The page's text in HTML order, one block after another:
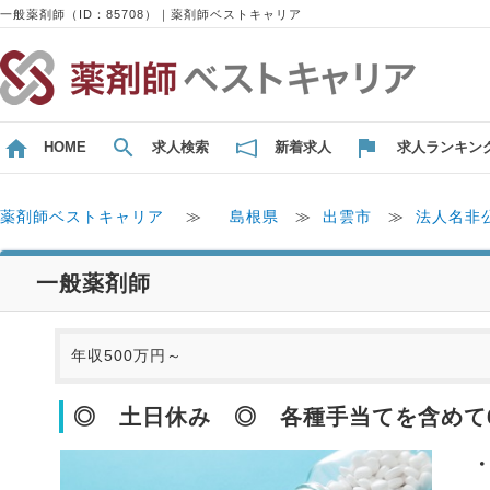
一般薬剤師（ID：85708）｜薬剤師ベストキャリア
HOME 求人検索 新着求人 求人ランキン
薬剤師ベストキャリア ≫ 島根県 ≫ 出雲市 ≫ 法人名非
一般薬剤師
年収500万円～
◎ 土日休み ◎ 各種手当てを含め